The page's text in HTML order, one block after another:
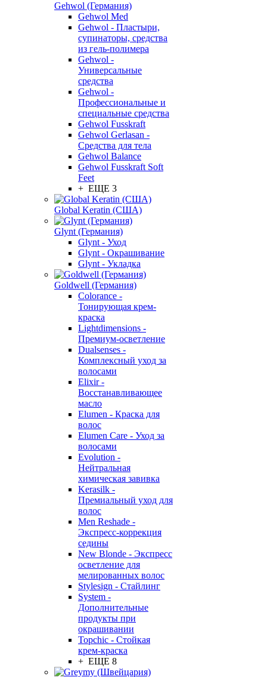
Gehwol (Германия)
Gehwol Med
Gehwol - Пластыри,
супинаторы, средства
из гель-полимера
Gehwol -
Универсальные
средства
Gehwol -
Профессиональные и
специальные средства
Gehwol Fusskraft
Gehwol Gerlasan -
Средства для тела
Gehwol Balance
Gehwol Fusskraft Soft
Feet
+ ЕЩЕ 3
Global Keratin (США)
Glynt (Германия)
Glynt - Уход
Glynt - Окрашивание
Glynt - Укладка
Goldwell (Германия)
Colorance -
Тонирующая крем-
краска
Lightdimensions -
Премиум-осветление
Dualsenses -
Комплексный уход за
волосами
Elixir -
Восстанавливающее
масло
Elumen - Краска для
волос
Elumen Care - Уход за
волосами
Evolution -
Нейтральная
химическая завивка
Kerasilk -
Премиальный уход для
волос
Men Reshade -
Экспресс-коррекция
седины
New Blonde - Экспресс
осветление для
мелированных волос
Stylesign - Стайлинг
System -
Дополнительные
продукты при
окрашивании
Topchic - Стойкая
крем-краска
+ ЕЩЕ 8